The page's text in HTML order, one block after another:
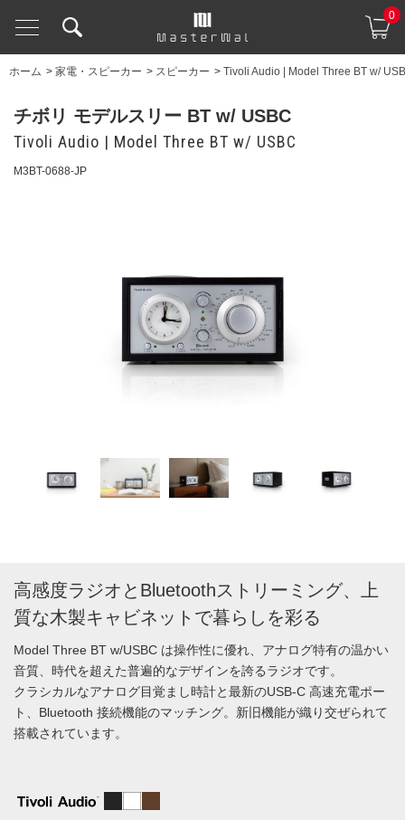
0
ホーム > 家電・スピーカー > スピーカー > Tivoli Audio | Model Three BT w/
チボリ モデルスリー BT w/ USBC
Tivoli Audio | Model Three BT w/ USBC
M3BT-0688-JP
高感度ラジオとBluetoothストリーミング、上
質な木製キャビネットで暮らしを彩る
Model Three BT w/USBC は操作性に優れ、アナログ特有の温かい
音質、時代を超えた普遍的なデザインを誇るラジオです。
クラシカルなアナログ目覚まし時計と最新のUSB-C 高速充電ポー
ト、Bluetooth 接続機能のマッチング。新旧機能が織り交ぜられて
搭載されています。